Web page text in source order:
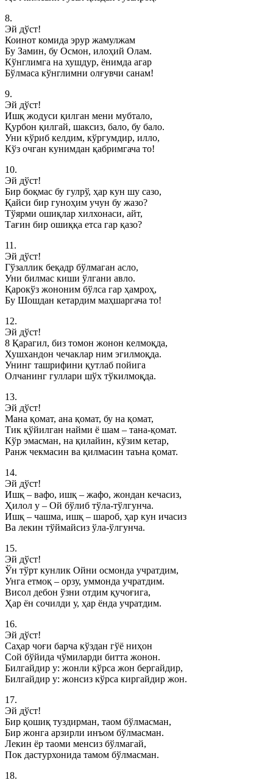
8.
Эй дўст!
Коинот комида эрур жамулжам
Бу Замин, бу Осмон, илоҳий Олам.
Кўнглимга на хушдур, ёнимда агар
Бўлмаса кўнглимни олғувчи санам!
9.
Эй дўст!
Ишқ жодуси қилган мени мубтало,
Қурбон қилгай, шаксиз, бало, бу бало.
Уни кўриб келдим, кўргумдир, илло,
Кўз очган кунимдан қабримгача то!
10.
Эй дўст!
Бир боқмас бу гулрў, ҳар кун шу сазо,
Қайси бир гуноҳим учун бу жазо?
Тўярми ошиқлар хилхонаси, айт,
Тағин бир ошиққа етса гар қазо?
11.
Эй дўст!
Гўзаллик беқадр бўлмаган асло,
Уни билмас киши ўлгани авло.
Қарокўз жононим бўлса гар ҳамроҳ,
Бу Шошдан кетардим маҳшаргача то!
12.
Эй дўст!
8 Қарагил, биз томон жонон келмоқда,
Хушхандон чечаклар ним эгилмоқда.
Унинг ташрифини қутлаб пойига
Олчанинг гуллари шўх тўкилмоқда.
13.
Эй дўст!
Мана қомат, ана қомат, бу на қомат,
Тик қўйилган найми ё шам – тана-қомат.
Кўр эмасман, на қилайин, кўзим кетар,
Ранж чекмасин ва қилмасин таъна қомат.
14.
Эй дўст!
Ишқ – вафо, ишқ – жафо, жондан кечасиз,
Ҳилол у – Ой бўлиб тўла-тўлгунча.
Ишқ – чашма, ишқ – шароб, ҳар кун ичасиз
Ва лекин тўймайсиз ўла-ўлгунча.
15.
Эй дўст!
Ўн тўрт кунлик Ойни осмонда учратдим,
Унга етмоқ – орзу, уммонда учратдим.
Висол дебон ўзни отдим қучоғига,
Ҳар ён сочилди у, ҳар ёнда учратдим.
16.
Эй дўст!
Саҳар чоғи барча кўздан гўё ниҳон
Сой бўйида чўмиларди битта жонон.
Билгайдир у: жонли кўрса жон бергайдир,
Билгайдир у: жонсиз кўрса киргайдир жон.
17.
Эй дўст!
Бир қошиқ туздирман, таом бўлмасман,
Бир жонга арзирли инъом бўлмасман.
Лекин ёр таоми менсиз бўлмагай,
Пок дастурхонида тамом бўлмасман.
18.